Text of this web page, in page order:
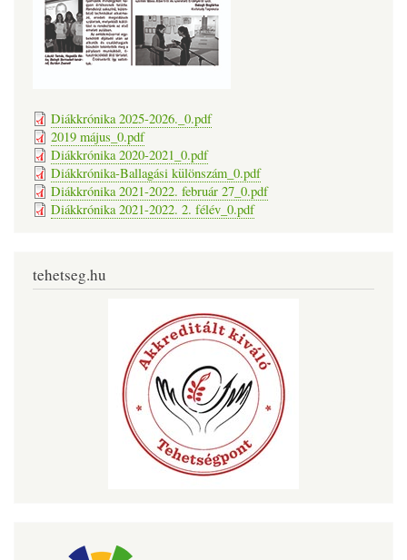
Diákkrónika 2025-2026._0.pdf
2019 május_0.pdf
Diákkrónika 2020-2021_0.pdf
Diákkrónika-Ballagási különszám_0.pdf
Diákkrónika 2021-2022. február 27_0.pdf
Diákkrónika 2021-2022. 2. félév_0.pdf
tehetseg.hu